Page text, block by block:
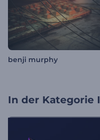
benji murphy
In der Kategorie